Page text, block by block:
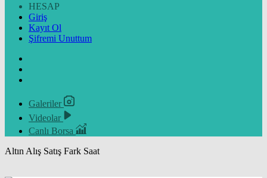
HESAP
Giriş
Kayıt Ol
Şifremi Unuttum
Galeriler
Videolar
Canlı Borsa
Altın Alış Satış Fark Saat